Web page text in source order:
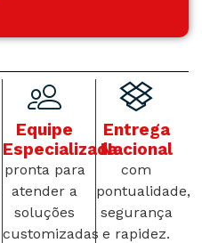
Equipe
Especializada
pronta para
atender a
soluções
customizadas
Entrega
Nacional
com
pontualidade,
segurança
e rapidez.